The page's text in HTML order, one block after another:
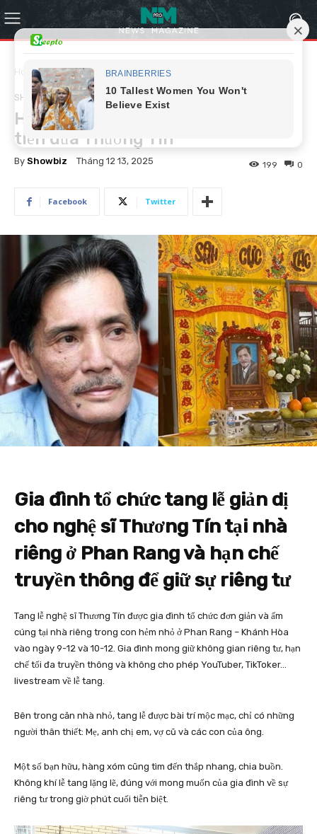
Home Showbiz
SHOWBIZ
Hé lộ lý do không nghệ sĩ nào tới
tiễn đưa Thương Tín
By Showbiz Tháng 12 13, 2025 0
199
Facebook Twitter
Gia đình tổ chức tang lễ giản dị
cho nghệ sĩ Thương Tín tại nhà
riêng ở Phan Rang và hạn chế
truyền thông để giữ sự riêng tư
Tang lễ nghệ sĩ Thương Tín được gia đình tổ chức đơn giản và ấm
cúng tại nhà riêng trong con hẻm nhỏ ở Phan Rang – Khánh Hòa
vào ngày 9-12 và 10-12. Gia đình mong giữ không gian riêng tư, hạn
chế tối đa truyền thông và không cho phép YouTuber, TikToker…
livestream về lễ tang.
Bên trong căn nhà nhỏ, tang lễ được bài trí mộc mạc, chỉ có những
người thân thiết: Mẹ, anh chị em, vợ cũ và các con của ông.
Một số bạn hữu, hàng xóm cũng tìm đến thắp nhang, chia buồn.
Không khí lễ tang lặng lẽ, đúng với mong muốn của gia đình về sự
riêng tư trong giờ phút cuối tiễn biệt.